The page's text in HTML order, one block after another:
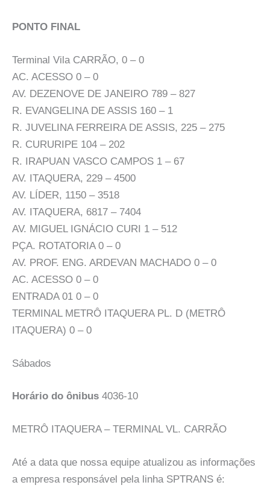
PONTO FINAL
Terminal Vila CARRÃO, 0 – 0
AC. ACESSO 0 – 0
AV. DEZENOVE DE JANEIRO 789 – 827
R. EVANGELINA DE ASSIS 160 – 1
R. JUVELINA FERREIRA DE ASSIS, 225 – 275
R. CURURIPE 104 – 202
R. IRAPUAN VASCO CAMPOS 1 – 67
AV. ITAQUERA, 229 – 4500
AV. LÍDER, 1150 – 3518
AV. ITAQUERA, 6817 – 7404
AV. MIGUEL IGNÁCIO CURI 1 – 512
PÇA. ROTATORIA 0 – 0
AV. PROF. ENG. ARDEVAN MACHADO 0 – 0
AC. ACESSO 0 – 0
ENTRADA 01 0 – 0
TERMINAL METRÔ ITAQUERA PL. D (METRÔ
ITAQUERA) 0 – 0
Sábados
Horário do ônibus 4036-10
METRÔ ITAQUERA – TERMINAL VL. CARRÃO
Até a data que nossa equipe atualizou as informações
a empresa responsável pela linha SPTRANS é: